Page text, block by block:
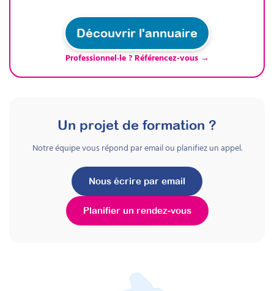
Découvrir l'annuaire
Professionnel·le ? Référencez-vous →
Un projet de formation ?
Notre équipe vous répond par email ou planifiez un appel.
Nous écrire par email
Planifier un rendez-vous